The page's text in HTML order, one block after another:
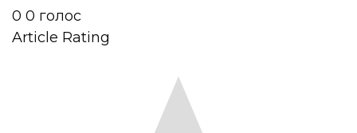
0 0 голос
Article Rating